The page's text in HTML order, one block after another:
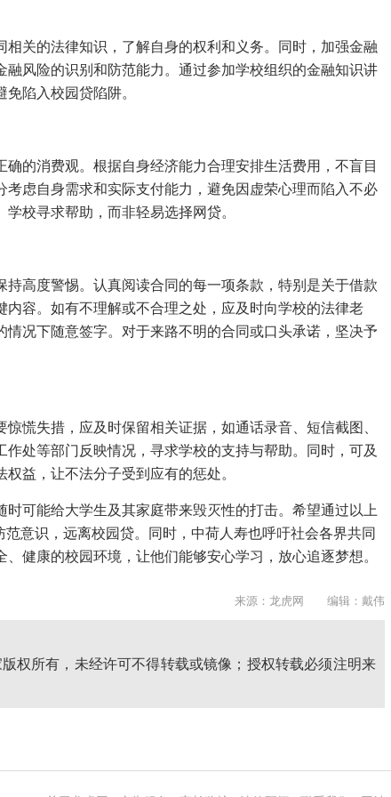
关的法律知识，了解自身的权利和义务。同时，加强金融
风险的识别和防范能力。通过参加学校组织的金融知识讲
陷入校园贷陷阱。
的消费观。根据自身经济能力合理安排生活费用，不盲目
虑自身需求和实际支付能力，避免因虚荣心理而陷入不必
校寻求帮助，而非轻易选择网贷。
高度警惕。认真阅读合同的每一项条款，特别是关于借款
容。如有不理解或不合理之处，应及时向学校的法律老
况下随意签字。对于来路不明的合同或口头承诺，坚决予
慌失措，应及时保留相关证据，如通话录音、短信截图、
处等部门反映情况，寻求学校的支持与帮助。同时，可及
益，让不法分子受到应有的惩处。
可能给大学生及其家庭带来毁灭性的打击。希望通过以上
意识，远离校园贷。同时，中荷人寿也呼吁社会各界共同
健康的校园环境，让他们能够安心学习，放心追逐梦想。
来源：龙虎网 编辑：戴伟
权所有，未经许可不得转载或镜像；授权转载必须注明来